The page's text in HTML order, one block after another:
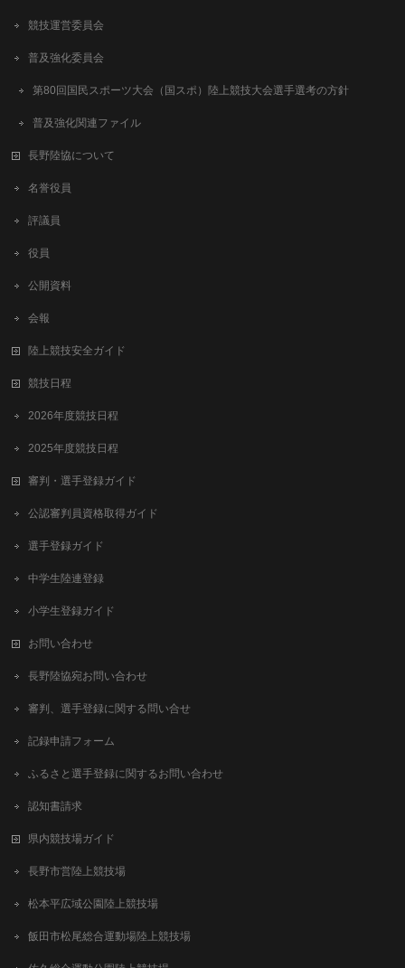
競技運営委員会
普及強化委員会
第80回国民スポーツ大会（国スポ）陸上競技大会選手選考の方針
普及強化関連ファイル
長野陸協について
名誉役員
評議員
役員
公開資料
会報
陸上競技安全ガイド
競技日程
2026年度競技日程
2025年度競技日程
審判・選手登録ガイド
公認審判員資格取得ガイド
選手登録ガイド
中学生陸連登録
小学生登録ガイド
お問い合わせ
長野陸協宛お問い合わせ
審判、選手登録に関する問い合せ
記録申請フォーム
ふるさと選手登録に関するお問い合わせ
認知書請求
県内競技場ガイド
長野市営陸上競技場
松本平広域公園陸上競技場
飯田市松尾総合運動場陸上競技場